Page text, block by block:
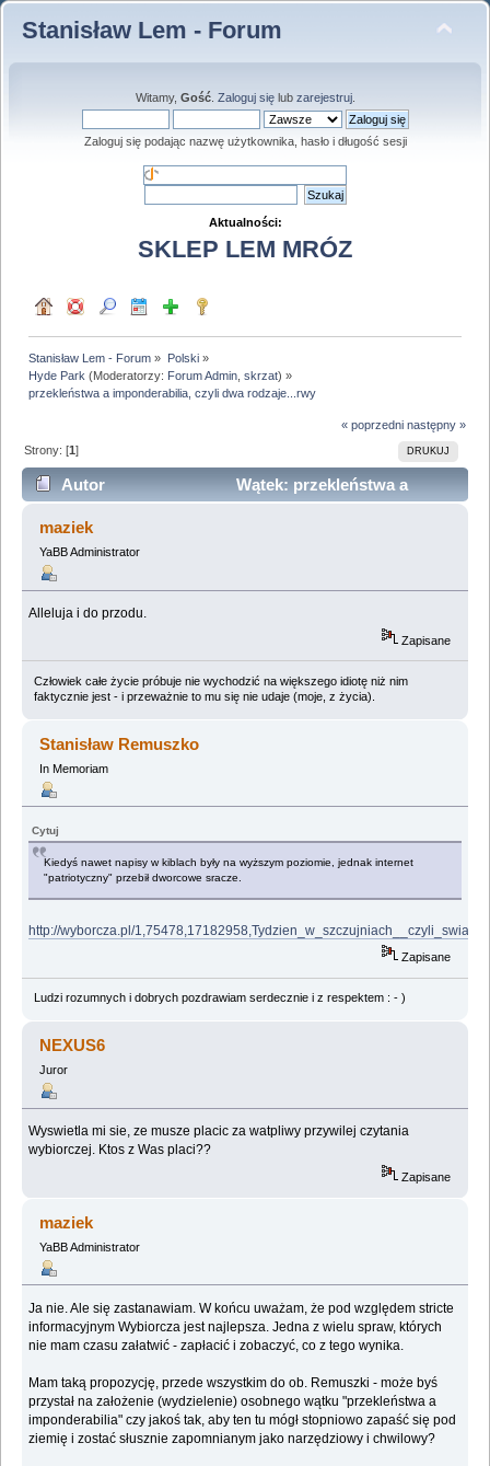
Stanisław Lem - Forum
Witamy, Gość. Zaloguj sięlub zarejestruj.
Zaloguj się podając nazwę użytkownika, hasło i długość sesji
Aktualności:
SKLEP LEM MRÓZ
Stanisław Lem - Forum » Polski»
Hyde Park (Moderatorzy: Forum Admin ,skrzat) »
przekleństwa a imponderabilia, czyli dwa rodzaje...rwy
« poprzedni następny »
DRUKUJ
Strony: [1]
Autor
Wątek: przekleństwa a
imponderabilia, czyli dwa rodzaje...rwy (Przeczytany
17377 razy)
maziek
YaBB Administrator
Alleluja i do przodu.
Zapisane
Człowiek całe życie próbuje nie wychodzić na większego idiotę niż nim
faktycznie jest - i przeważnie to mu się nie udaje (moje, z życia).
Stanisław Remuszko
In Memoriam
Cytuj
Kiedyś nawet napisy w kiblach były na wyższym poziomie, jednak internet
"patriotyczny" przebił dworcowe sracze.
http://wyborcza.pl/
Zapisane
Ludzi rozumnych i dobrych pozdrawiam serdecznie i z respektem : - )
NEXUS6
Juror
Wyswietla mi sie, ze musze placic za watpliwy przywilej czytania
wybiorczej. Ktos z Was placi??
Zapisane
maziek
YaBB Administrator
Ja nie. Ale się zastanawiam. W końcu uważam, że pod względem stricte
informacyjnym Wybiorcza jest najlepsza. Jedna z wielu spraw, których
nie mam czasu załatwić - zapłacić i zobaczyć, co z tego wynika.
Mam taką propozycję, przede wszystkim do ob. Remuszki - może byś
przystał na założenie (wydzielenie) osobnego wątku "przekleństwa a
imponderabilia" czy jakoś tak, aby ten tu mógł stopniowo zapaść się pod
ziemię i zostać słusznie zapomnianym jako narzędziowy i chwilowy?